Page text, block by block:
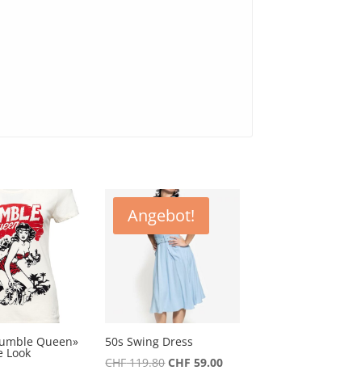
Queen»
Look
Angebot!
50s Swing Dress
CHF119.80Ursprünglicher
CHF 59.00Aktueller